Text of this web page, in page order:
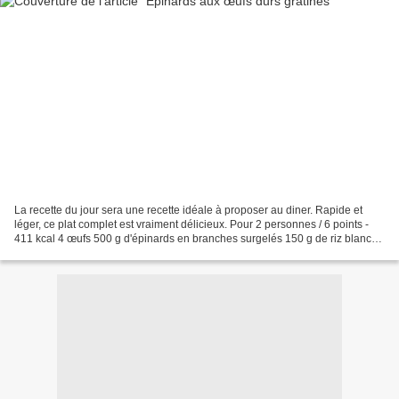
La recette du jour sera une recette idéale à proposer au diner. Rapide et
léger, ce plat complet est vraiment délicieux. Pour 2 personnes / 6 points -
411 kcal 4 œufs 500 g d'épinards en branches surgelés 150 g de riz blanc